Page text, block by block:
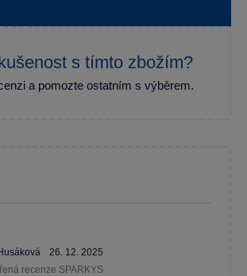
s tímto zbožím?
a pomozte ostatním s výběrem.
26. 12. 2025
recenze SPARKYS